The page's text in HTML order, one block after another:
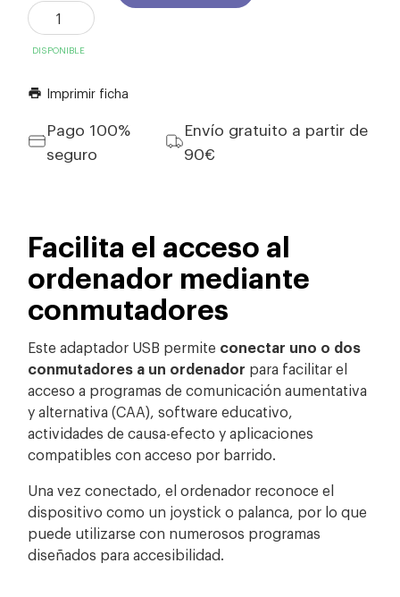
DISPONIBLE
print Imprimir ficha
Pago 100%
seguro
Envío gratuito a partir de
90€
Facilita el acceso al
ordenador mediante
conmutadores
Este adaptador USB permite conectar uno o dos
conmutadores a un ordenador para facilitar el
acceso a programas de comunicación aumentativa
y alternativa (CAA), software educativo,
actividades de causa-efecto y aplicaciones
compatibles con acceso por barrido.
Una vez conectado, el ordenador reconoce el
dispositivo como un joystick o palanca, por lo que
puede utilizarse con numerosos programas
diseñados para accesibilidad.